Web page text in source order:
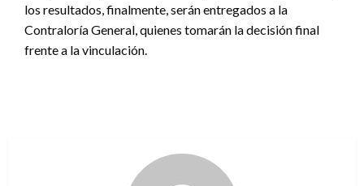
los resultados, finalmente, serán entregados a la
Contraloría General, quienes tomarán la decisión final
frente a la vinculación.